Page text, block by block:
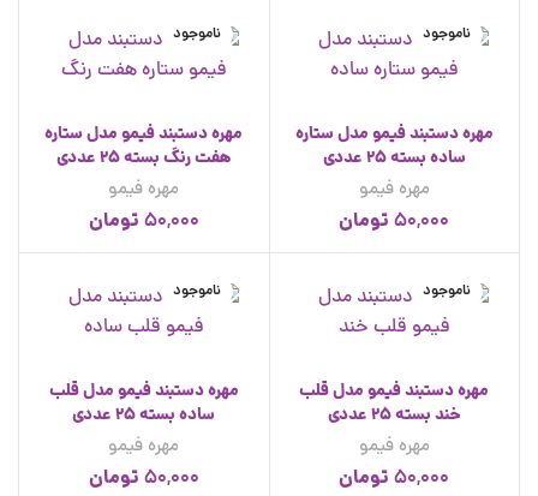
ناموجود
مهره دستبند فیمو مدل ستاره
ساده بسته 25 عددی
مهره فیمو
50,000 تومان
ناموجود
مهره دستبند فیمو مدل ستاره
هفت رنگ بسته 25 عددی
مهره فیمو
50,000 تومان
ناموجود
مهره دستبند فیمو مدل قلب
خند بسته 25 عددی
مهره فیمو
50,000 تومان
ناموجود
مهره دستبند فیمو مدل قلب
ساده بسته 25 عددی
مهره فیمو
50,000 تومان